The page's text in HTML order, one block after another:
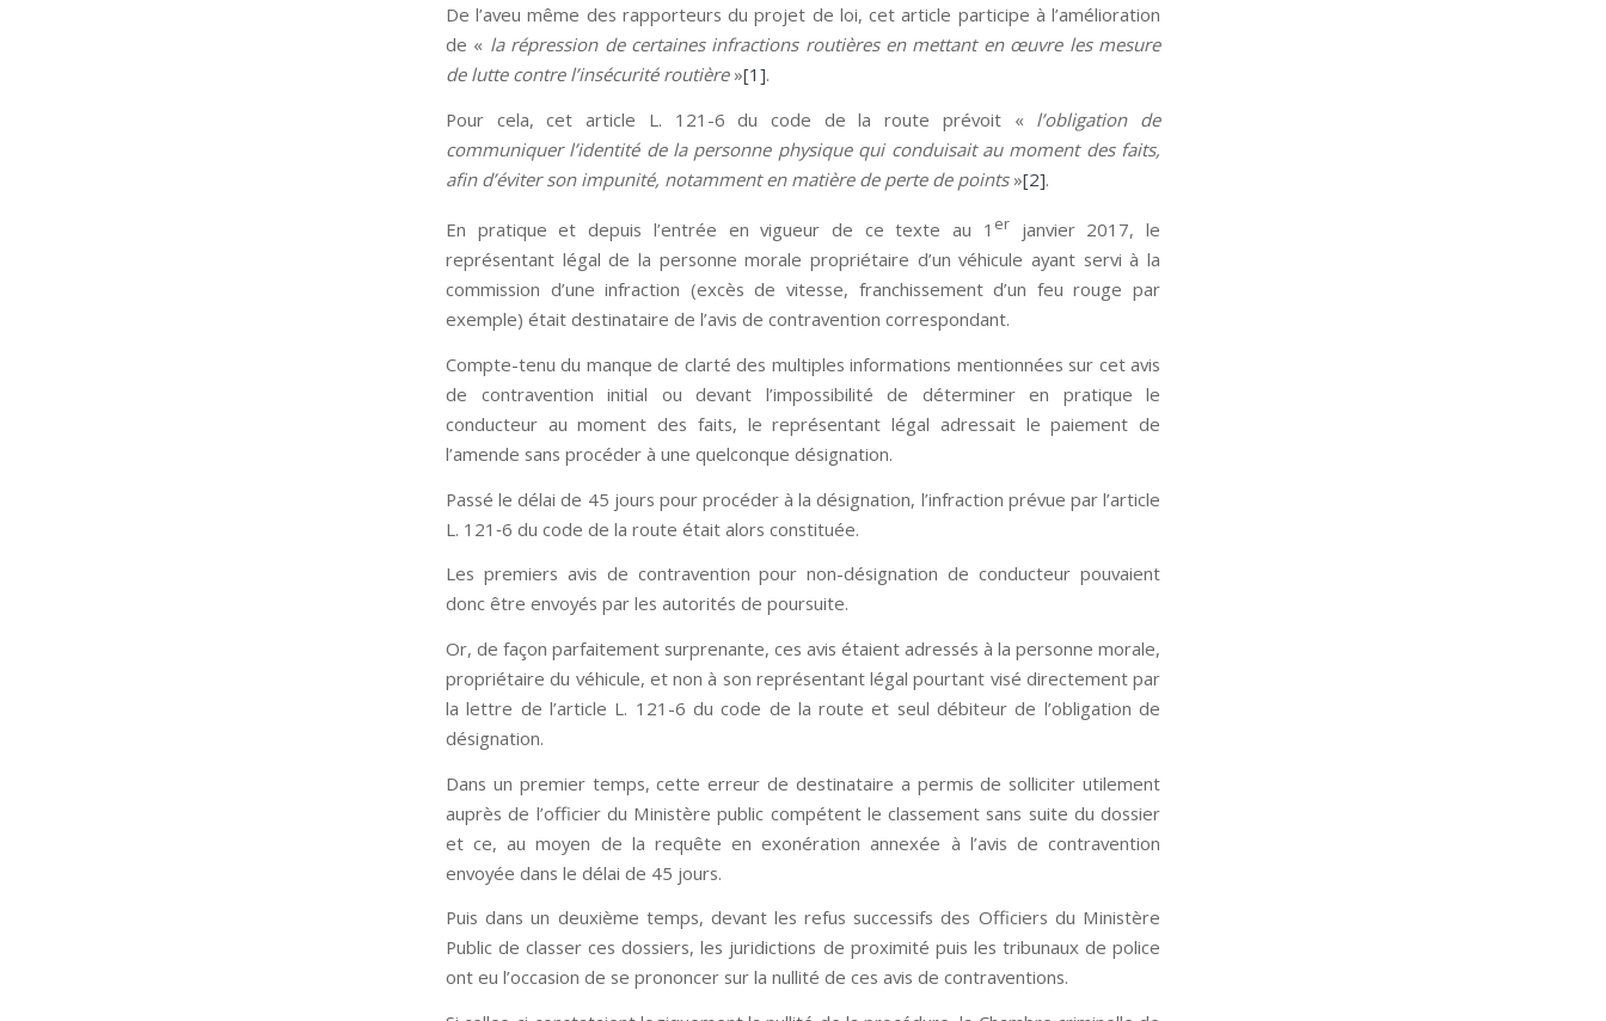
De l’aveu même des rapporteurs du projet de loi, cet article participe à l’amélioration
de « la répression de certaines infractions routières en mettant en œuvre les mesure
de lutte contre l’insécurité routière»[1].
Pour cela, cet article L. 121-6 du code de la route prévoit « l’obligation de
communiquer l’identité de la personne physique qui conduisait au moment des faits,
afin d’éviter son impunité, notamment en matière de perte de points»[2].
En pratique et depuis l’entrée en vigueur de ce texte au 1 erjanvier 2017, le
représentant légal de la personne morale propriétaire d’un véhicule ayant servi à la
commission d’une infraction (excès de vitesse, franchissement d’un feu rouge par
exemple) était destinataire de l’avis de contravention correspondant.
Compte-tenu du manque de clarté des multiples informations mentionnées sur cet avis
de contravention initial ou devant l’impossibilité de déterminer en pratique le
conducteur au moment des faits, le représentant légal adressait le paiement de
l’amende sans procéder à une quelconque désignation.
Passé le délai de 45 jours pour procéder à la désignation, l’infraction prévue par l’article
L. 121‑6 du code de la route était alors constituée.
Les premiers avis de contravention pour non-désignation de conducteur pouvaient
donc être envoyés par les autorités de poursuite.
Or, de façon parfaitement surprenante, ces avis étaient adressés à la personne morale,
propriétaire du véhicule, et non à son représentant légal pourtant visé directement par
la lettre de l’article L. 121-6 du code de la route et seul débiteur de l’obligation de
désignation.
Dans un premier temps, cette erreur de destinataire a permis de solliciter utilement
auprès de l’officier du Ministère public compétent le classement sans suite du dossier
et ce, au moyen de la requête en exonération annexée à l’avis de contravention
envoyée dans le délai de 45 jours.
Puis dans un deuxième temps, devant les refus successifs des Officiers du Ministère
Public de classer ces dossiers, les juridictions de proximité puis les tribunaux de police
ont eu l’occasion de se prononcer sur la nullité de ces avis de contraventions.